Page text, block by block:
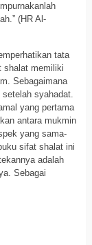
(HR Al-
tata
shalat memiliki
Sebagaimana
syahadat.
yang pertama
antara mukmin
yang sama-
sifat shalat ini
adalah
Sebagai